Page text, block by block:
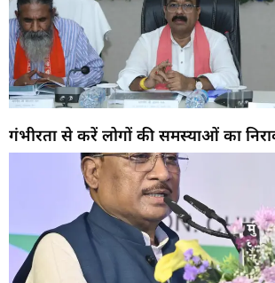
गंभीरता से करें लोगों की समस्याओं का